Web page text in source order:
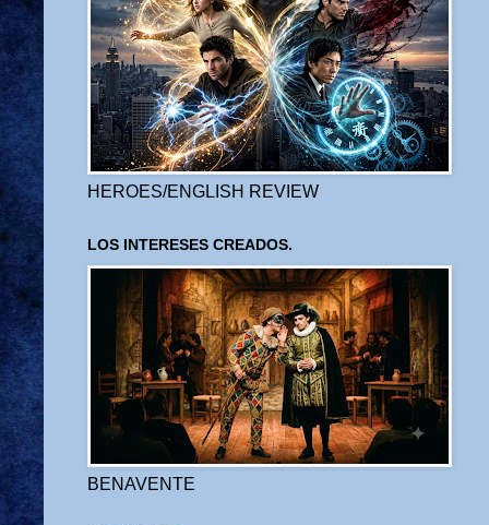
HEROES/ENGLISH REVIEW
LOS INTERESES CREADOS.
BENAVENTE